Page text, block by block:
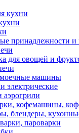
принадлежности и
для овощей и
машины
электрические
аэрогрили
кофемашины,
блендеры,
пароварки